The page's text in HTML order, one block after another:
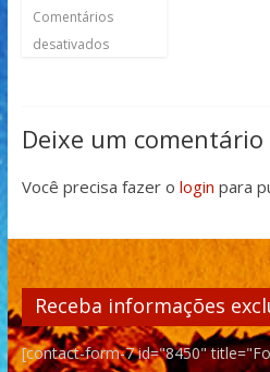
Comentários
desativados
Deixe um comentário
Você precisa fazer o login para
Receba informações
[contact-form-7 id="8450"